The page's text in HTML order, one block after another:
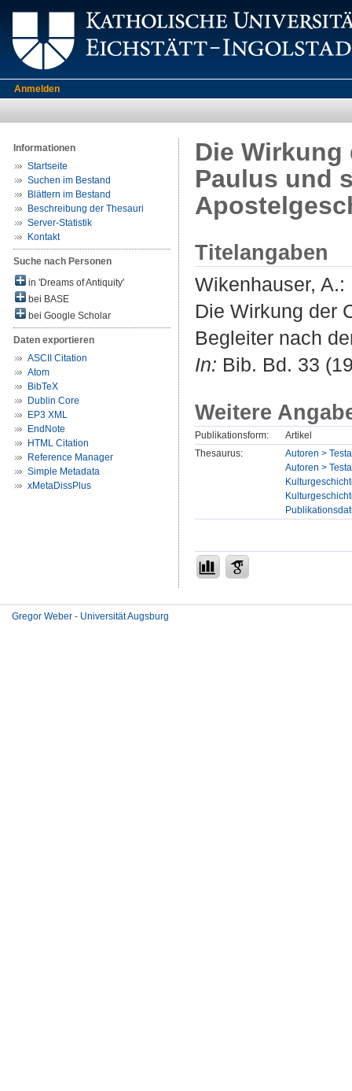
Anmelden
Informationen
Startseite
Suchen im Bestand
Blättern im Bestand
Beschreibung der Thesauri
Server-Statistik
Kontakt
Suche nach Personen
in 'Dreams of Antiquity'
bei BASE
bei Google Scholar
Daten exportieren
ASCII Citation
Atom
BibTeX
Dublin Core
EP3 XML
EndNote
HTML Citation
Reference Manager
Simple Metadata
xMetaDissPlus
Die
Paulus und
Titelangaben
Wikenhauser, A.:
Die Wirkung der
Begleiter nach
In: Bib. Bd. 33
Weitere
Publikationsform:
Artikel
Thesaurus:
Autoren >
Autoren >
Gregor Weber - Universität Augsburg